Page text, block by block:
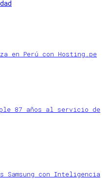
en Perú con Hosting.pe
87 años al servicio de
Samsung con Inteligencia